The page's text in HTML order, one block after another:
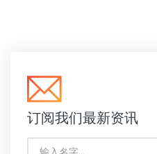
订阅我们最新资讯